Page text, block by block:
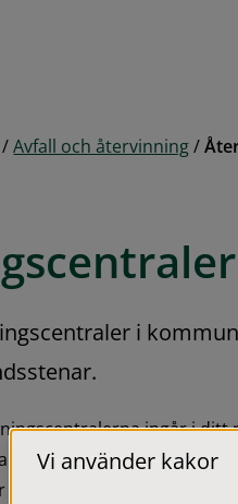
/ Avfall och återvinning /
i
ingår i
som inte betraktas som
Vi använder kakor